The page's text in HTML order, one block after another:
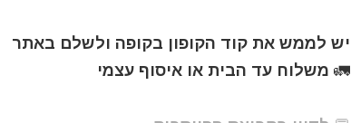
יש לממש את קוד הקופון בקופה ולשלם באתר
🚛 משלוח עד הבית או איסוף עצמי